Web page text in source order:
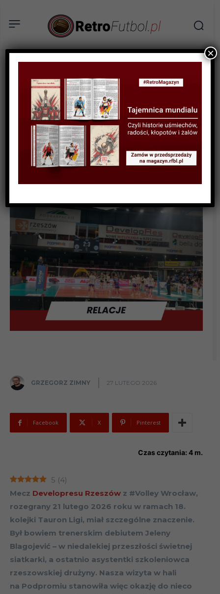
AKTUALNOŚCI
Jelena Blagojević i jej
trenerski debiut – wizyta na
meczu KS Developres
Rzeszów – #Volley Wrocław
GRZEGORZ ZIMNY 27 LUTEGO 2026
Facebook X Pinterest
Czas czytania: 4 m.
5 (4)
Mecz Developresu Rzeszów z #Volley Wrocław,
rozegrany 21 lutego 2026 roku w ramach 18.
kolejki Tauron Ligi, miał szczególne znaczenie.
Był bowiem trenerskim debiutem Jeleny
Blagojević – w niedalekiej przeszłości świetnej
siatkarki, a ostatnio asystentki szkoleniowca
rzeszowskiej drużyny. Nasza wizyta w hali
na Podpromiu stanowiła więc okazję do nieco
×